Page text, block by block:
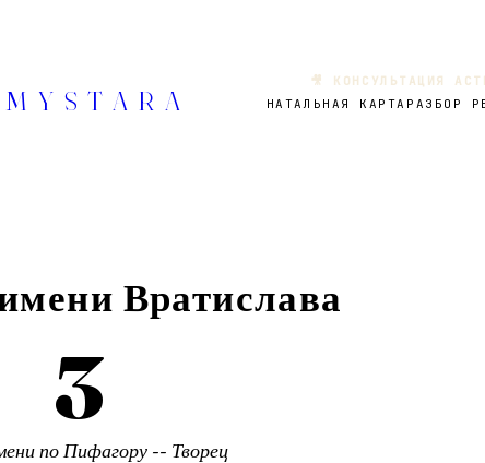
MYSTARA
🎥 КОНСУЛЬТАЦИЯ
НАТАЛЬНАЯ КАРТА РАЗБОР
Вратислава
3
по Пифагору -- Творец